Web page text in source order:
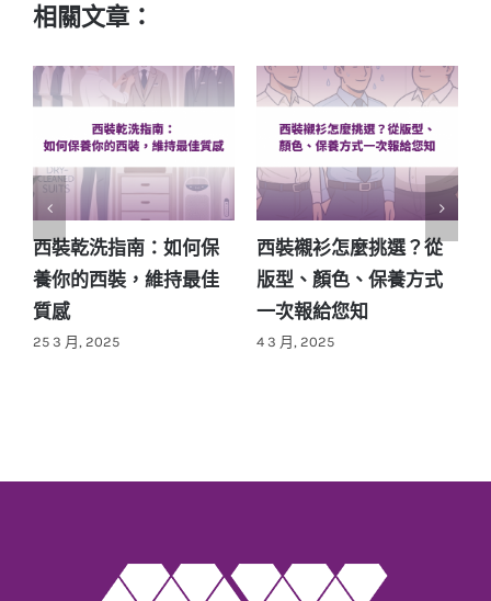
相關文章：
涼感西裝外套的原理是
什麼？夏季炎熱就靠涼
感布料
25 2 月, 2025
西裝租借還是訂製？西
裝租借優缺點一次告訴
您
27 4 月, 2025